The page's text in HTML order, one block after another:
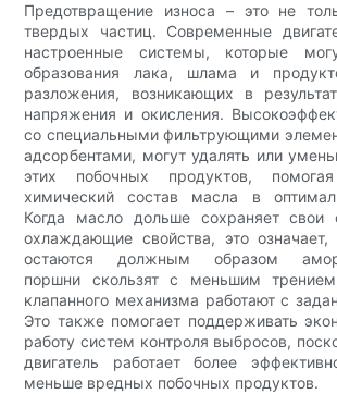
Предотвращение износа – это не
твердых частиц. Современные
настроенные системы, которые
образования лака, шлама и
разложения, возникающих в
напряжения и окисления.
со специальными фильтрующими
адсорбентами, могут удалять или
этих побочных продуктов,
химический состав масла в
Когда масло дольше сохраняет
охлаждающие свойства, это означает,
остаются должным образом
поршни скользят с меньшим
клапанного механизма работают с
Это также помогает поддерживать
работу систем контроля выбросов,
двигатель работает более
меньше вредных побочных продуктов.